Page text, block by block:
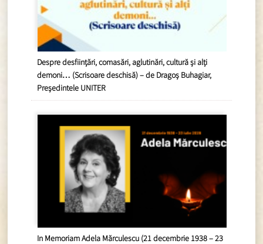
Despre desființări, comasări, aglutinări, cultură și alți
demoni… (Scrisoare deschisă) – de Dragoș Buhagiar,
Președintele UNITER
In Memoriam Adela Mărculescu (21 decembrie 1938 – 23